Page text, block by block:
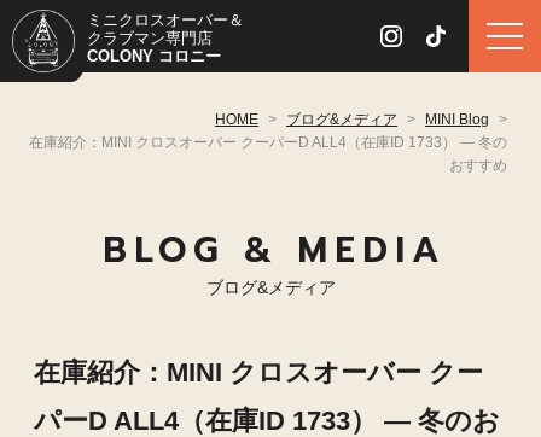
ミニクロスオーバー＆
クラブマン専門店
COLONY コロニー
HOME > ブログ&メディア > MINI Blog
>
在庫紹介：MINI クロスオーバー クーパーD ALL4（在庫ID 1733） — 冬の
おすすめ
BLOG & MEDIA
ブログ&メディア
在庫紹介：MINI クロスオーバー クー
パーD ALL4（在庫ID 1733） — 冬のお